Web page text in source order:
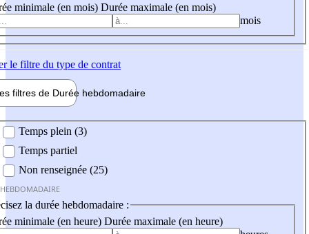
minimale (en mois) Durée maximale (en mois)
mois
le filtre du type de contrat
filtres de Durée hebdomadaire
Temps plein (3)
Temps partiel
Non renseignée (25)
la durée hebdomadaire :
minimale (en heure) Durée maximale (en heure)